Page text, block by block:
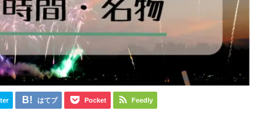
はてブ Pocket Feedly